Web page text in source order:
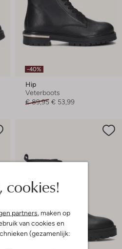
cookies!
partners, maken op
van cookies en
(gezamenlijk:
-40%
Hip
Veterboots
€ 89,95 € 53,99